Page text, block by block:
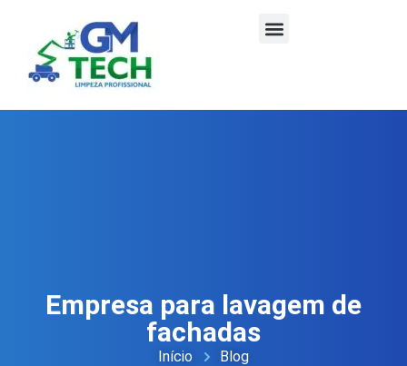
Empresa para lavagem de
fachadas
Início Blog